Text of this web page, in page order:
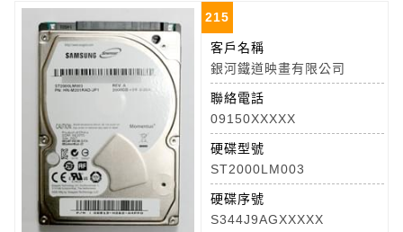
215
客戶名稱
銀河鐵道映畫有限公司
聯絡電話
09150XXXXX
硬碟型號
ST2000LM003
硬碟序號
S344J9AGXXXXX